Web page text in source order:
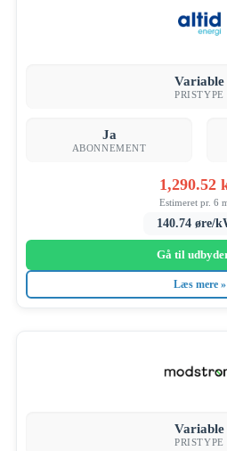
Variable
PRISTYPE
Ja
ABONNEMENT
1,290.52
Estimeret pr. 6
140.74 øre/
Gå til
Læs mere »
Variable
PRISTYPE